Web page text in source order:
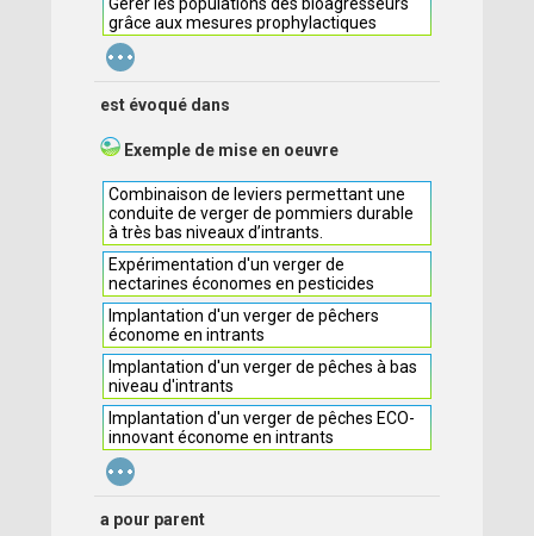
grâce aux mesures prophylactiques
...
est évoqué dans
Exemple de mise en oeuvre
Combinaison de leviers permettant une
conduite de verger de pommiers durable
à très bas niveaux d’intrants.
Expérimentation d'un verger de
nectarines économes en pesticides
Implantation d'un verger de pêchers
économe en intrants
Implantation d'un verger de pêches à bas
niveau d'intrants
Implantation d'un verger de pêches ECO-
innovant économe en intrants
...
a pour parent